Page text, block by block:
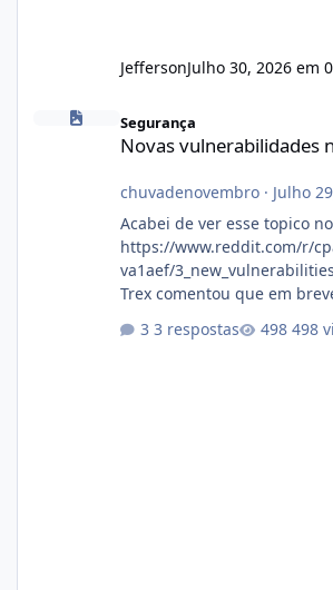
JeffersonJulho 30, 2026 em
Novas vulnerabilidades no cPanel
Segurança
Novas vulnerabilidades
chuvadenovembro· Julho
Acabei de ver esse topico
https://www.reddit.com/r/
va1aef/
Trex comentou que em
3 respostas 498